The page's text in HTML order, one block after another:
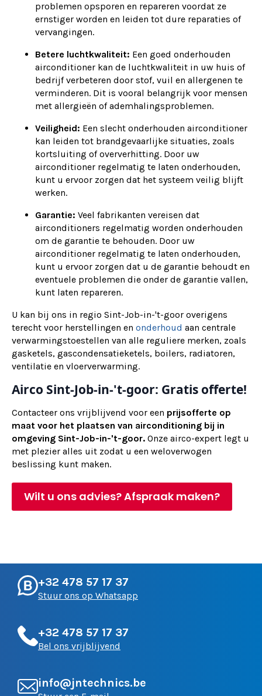
problemen opsporen en repareren voordat ze
ernstiger worden en leiden tot dure reparaties of
vervangingen.
Betere luchtkwaliteit: Een goed onderhouden
airconditioner kan de luchtkwaliteit in uw huis of
bedrijf verbeteren door stof, vuil en allergenen te
verminderen. Dit is vooral belangrijk voor mensen
met allergieën of ademhalingsproblemen.
Veiligheid: Een slecht onderhouden airconditioner
kan leiden tot brandgevaarlijke situaties, zoals
kortsluiting of oververhitting. Door uw
airconditioner regelmatig te laten onderhouden,
kunt u ervoor zorgen dat het systeem veilig blijft
werken.
Garantie: Veel fabrikanten vereisen dat
airconditioners regelmatig worden onderhouden
om de garantie te behouden. Door uw
airconditioner regelmatig te laten onderhouden,
kunt u ervoor zorgen dat u de garantie behoudt en
eventuele problemen die onder de garantie vallen,
kunt laten repareren.
U kan bij ons in regio Sint-Job-in-'t-goor overigens
terecht voor herstellingen en onderhoud aan centrale
verwarmingstoestellen van alle reguliere merken, zoals
gasketels, gascondensatieketels, boilers, radiatoren,
ventilatie en vloerverwarming.
Airco Sint-Job-in-'t-goor: Gratis offerte!
Contacteer ons vrijblijvend voor een prijsofferte op
maat voor het plaatsen van airconditioning bij in
omgeving Sint-Job-in-'t-goor. Onze airco-expert legt u
met plezier alles uit zodat u een weloverwogen
beslissing kunt maken.
Wilt u ons advies? Afspraak maken?
+32 478 57 17 37
Stuur ons op Whatsapp
+32 478 57 17 37
Bel ons vrijblijvend
info@jntechnics.be